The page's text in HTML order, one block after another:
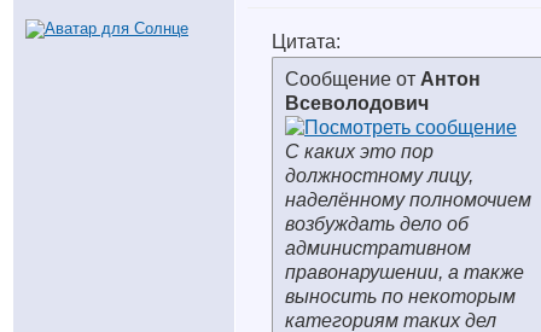
Цитата:
Сообщение от Антон
Всеволодович
С каких это пор
должностному лицу,
наделённому полномочием
возбуждать дело об
административном
правонарушении, а также
выносить по некоторым
категориям таких дел